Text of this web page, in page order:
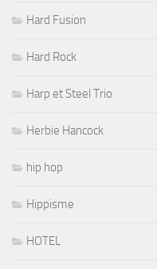
Hard Fusion
Hard Rock
Harp et Steel Trio
Herbie Hancock
hip hop
Hippisme
HOTEL